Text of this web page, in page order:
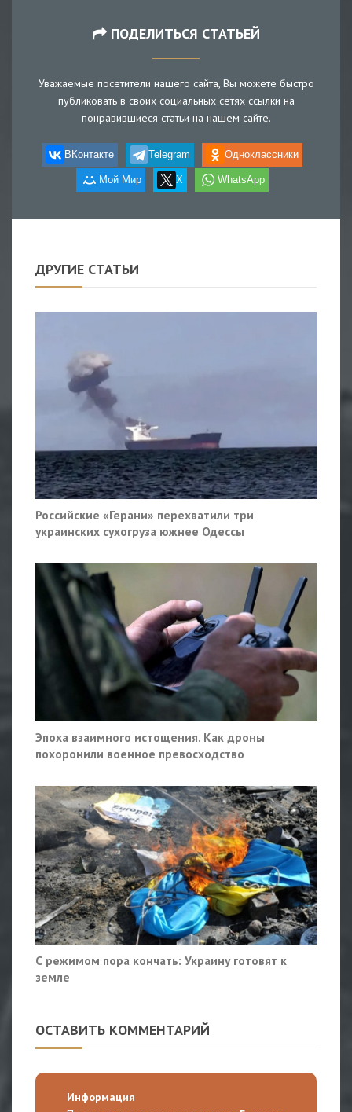
ПОДЕЛИТЬСЯ СТАТЬЕЙ
Уважаемые посетители нашего сайта, Вы можете быстро
публиковать в своих социальных сетях ссылки на
понравившиеся статьи на нашем сайте.
ВКонтакте Telegram Одноклассники
Мой Мир X WhatsApp
ДРУГИЕ СТАТЬИ
Российские «Герани» перехватили три
украинских сухогруза южнее Одессы
Эпоха взаимного истощения. Как дроны
похоронили военное превосходство
С режимом пора кончать: Украину готовят к
земле
ОСТАВИТЬ КОММЕНТАРИЙ
Информация